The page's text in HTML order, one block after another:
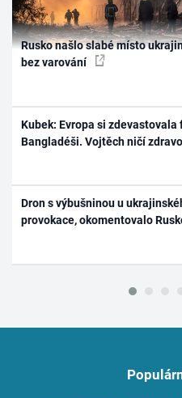
Rusko našlo slabé místo
bez varování
Kubek: Evropa si
Bangladéši. Vojtěch ničí
Dron s výbušninou u
provokace, okomentovalo